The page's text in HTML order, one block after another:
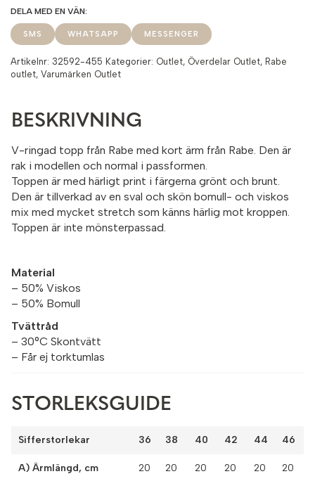
SMS WHATSAPP MESSENGER
Artikelnr: 32592-455 Kategorier: Outlet, Överdelar Outlet, Rabe
outlet, Varumärken Outlet
BESKRIVNING
V-ringad topp från Rabe med kort ärm från Rabe. Den är
rak i modellen och normal i passformen.
Toppen är med härligt print i färgerna grönt och brunt.
Den är tillverkad av en sval och skön bomull- och viskos
mix med mycket stretch som känns härlig mot kroppen.
Toppen är inte mönsterpassad.
Material
– 50% Viskos
– 50% Bomull
Tvättråd
– 30°C Skontvätt
– Får ej torktumlas
STORLEKSGUIDE
Sifferstorlekar 36 38 40 42 44 46
A) Ärmlängd, cm 20 20 20 20 20 20